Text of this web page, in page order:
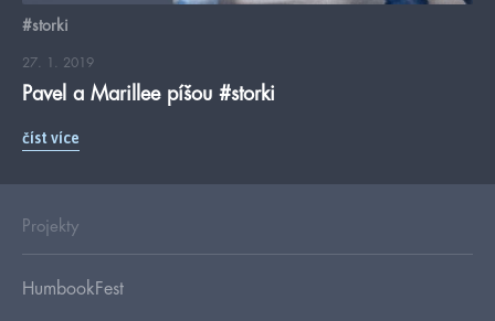
#storki
27. 1. 2019
Pavel a Marillee píšou #storki
číst více
Projekty
HumbookFest